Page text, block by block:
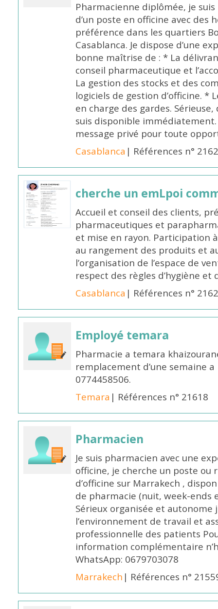
Pharmacienne diplômée, je
d’un poste en officine avec des
préférence dans les quartiers
Casablanca. Je dispose d’une
bonne maîtrise de : * La
conseil pharmaceutique et
La gestion des stocks et des
logiciels de gestion d’officine. *
en charge des gardes.
suis disponible
message privé pour toute
Casablanca | Références n°
cherche un emLpoi
Accueil et conseil des clients,
pharmaceutiques et
et mise en rayon. Participation
au rangement des produits et
l’organisation de l’espace de
respect des règles d’hygiène et
Casablanca | Références n°
Employé temara
Pharmacie a temara
remplacement d’une semaine
0774458506.
Temara | Références n° 21618
Pharmacien
Je suis pharmacien avec une
officine, je cherche un poste
d’officine sur Marrakech ,
de pharmacie (nuit, week-ends
Sérieux organisée et autonome
l’environnement de travail et
professionnelle des patients
information complémentaire
WhatsApp: 0679703078
Marrakech | Références n°